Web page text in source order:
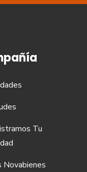
Tu
Novabienes